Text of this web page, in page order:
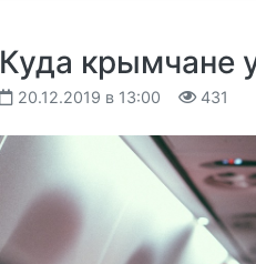
Куда крымчане
20.12.2019 в 13:00 431